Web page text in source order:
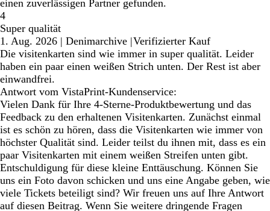
einen zuverlässigen Partner gefunden.
4
Super qualität
1. Aug. 2026 | Denimarchive |Verifizierter Kauf
Die visitenkarten sind wie immer in super qualität. Leider
haben ein paar einen weißen Strich unten. Der Rest ist aber
einwandfrei.
Antwort vom VistaPrint-Kundenservice:
Vielen Dank für Ihre 4-Sterne-Produktbewertung und das
Feedback zu den erhaltenen Visitenkarten. Zunächst einmal
ist es schön zu hören, dass die Visitenkarten wie immer von
höchster Qualität sind. Leider teilst du ihnen mit, dass es ein
paar Visitenkarten mit einem weißen Streifen unten gibt.
Entschuldigung für diese kleine Enttäuschung. Können Sie
uns ein Foto davon schicken und uns eine Angabe geben, wie
viele Tickets beteiligt sind? Wir freuen uns auf Ihre Antwort
auf diesen Beitrag. Wenn Sie weitere dringende Fragen